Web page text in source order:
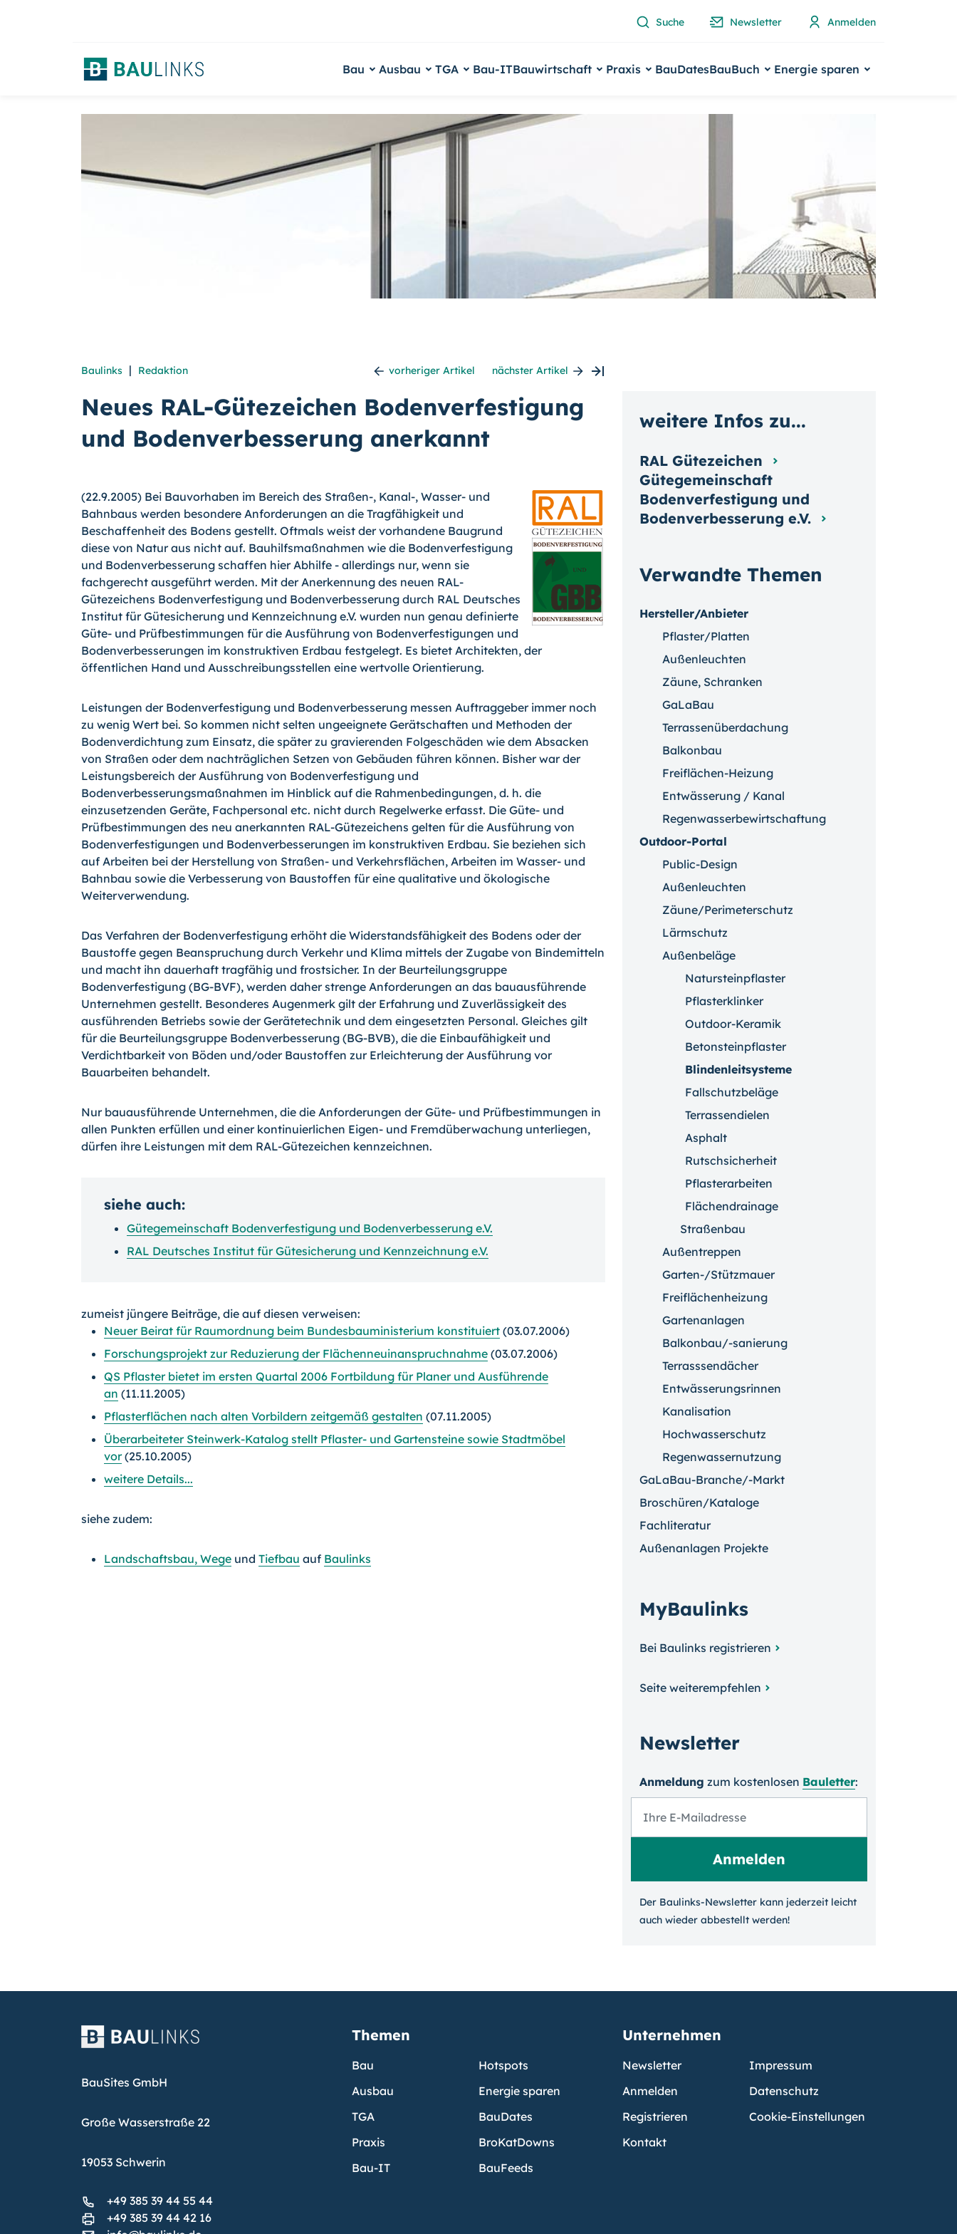
Suche Newsletter Anmelden
Bau Ausbau TGA Bau-ITBauwirtschaft Praxis BauDatesBauBuch Energie sparen
Baulinks | Redaktion vorheriger Artikel nächster Artikel
Neues RAL-Gütezeichen Bodenverfestigung
und Bodenverbesserung anerkannt
(22.9.2005) Bei Bauvorhaben im Bereich des Straßen-, Kanal-, Wasser- und
Bahnbaus werden besondere Anforderungen an die Tragfähigkeit und
Beschaffenheit des Bodens gestellt. Oftmals weist der vorhandene Baugrund
diese von Natur aus nicht auf. Bauhilfsmaßnahmen wie die Bodenverfestigung
und Bodenverbesserung schaffen hier Abhilfe - allerdings nur, wenn sie
fachgerecht ausgeführt werden. Mit der Anerkennung des neuen RAL-
Gütezeichens Bodenverfestigung und Bodenverbesserung durch RAL Deutsches
Institut für Gütesicherung und Kennzeichnung e.V. wurden nun genau definierte
Güte- und Prüfbestimmungen für die Ausführung von Bodenverfestigungen und
Bodenverbesserungen im konstruktiven Erdbau festgelegt. Es bietet Architekten, der
öffentlichen Hand und Ausschreibungsstellen eine wertvolle Orientierung.
Leistungen der Bodenverfestigung und Bodenverbesserung messen Auftraggeber immer noch
zu wenig Wert bei. So kommen nicht selten ungeeignete Gerätschaften und Methoden der
Bodenverdichtung zum Einsatz, die später zu gravierenden Folgeschäden wie dem Absacken
von Straßen oder dem nachträglichen Setzen von Gebäuden führen können. Bisher war der
Leistungsbereich der Ausführung von Bodenverfestigung und
Bodenverbesserungsmaßnahmen im Hinblick auf die Rahmenbedingungen, d. h. die
einzusetzenden Geräte, Fachpersonal etc. nicht durch Regelwerke erfasst. Die Güte- und
Prüfbestimmungen des neu anerkannten RAL-Gütezeichens gelten für die Ausführung von
Bodenverfestigungen und Bodenverbesserungen im konstruktiven Erdbau. Sie beziehen sich
auf Arbeiten bei der Herstellung von Straßen- und Verkehrsflächen, Arbeiten im Wasser- und
Bahnbau sowie die Verbesserung von Baustoffen für eine qualitative und ökologische
Weiterverwendung.
Das Verfahren der Bodenverfestigung erhöht die Widerstandsfähigkeit des Bodens oder der
Baustoffe gegen Beanspruchung durch Verkehr und Klima mittels der Zugabe von Bindemitteln
und macht ihn dauerhaft tragfähig und frostsicher. In der Beurteilungsgruppe
Bodenverfestigung (BG-BVF), werden daher strenge Anforderungen an das bauausführende
Unternehmen gestellt. Besonderes Augenmerk gilt der Erfahrung und Zuverlässigkeit des
ausführenden Betriebs sowie der Gerätetechnik und dem eingesetzten Personal. Gleiches gilt
für die Beurteilungsgruppe Bodenverbesserung (BG-BVB), die die Einbaufähigkeit und
Verdichtbarkeit von Böden und/oder Baustoffen zur Erleichterung der Ausführung vor
Bauarbeiten behandelt.
Nur bauausführende Unternehmen, die die Anforderungen der Güte- und Prüfbestimmungen in
allen Punkten erfüllen und einer kontinuierlichen Eigen- und Fremdüberwachung unterliegen,
dürfen ihre Leistungen mit dem RAL-Gütezeichen kennzeichnen.
siehe auch:
Gütegemeinschaft Bodenverfestigung und Bodenverbesserung e.V.
RAL Deutsches Institut für Gütesicherung und Kennzeichnung e.V.
zumeist jüngere Beiträge, die auf diesen verweisen:
Neuer Beirat für Raumordnung beim Bundesbauministerium konstituiert (03.07.2006)
Forschungsprojekt zur Reduzierung der Flächenneuinanspruchnahme (03.07.2006)
QS Pflaster bietet im ersten Quartal 2006 Fortbildung für Planer und Ausführende
an (11.11.2005)
Pflasterflächen nach alten Vorbildern zeitgemäß gestalten (07.11.2005)
Überarbeiteter Steinwerk-Katalog stellt Pflaster- und Gartensteine sowie Stadtmöbel
vor(25.10.2005)
weitere Details...
siehe zudem:
Landschaftsbau, Wege und Tiefbau auf Baulinks
Verwandte Themen
Hersteller/Anbieter
Pflaster/Platten
Außenleuchten
Zäune, Schranken
GaLaBau
Terrassenüberdachung
Balkonbau
Freiflächen-Heizung
Entwässerung / Kanal
Regenwasserbewirtschaftung
Outdoor-Portal
Public-Design
Außenleuchten
Zäune/Perimeterschutz
Lärmschutz
Außenbeläge
Natursteinpflaster
Pflasterklinker
Outdoor-Keramik
Betonsteinpflaster
Blindenleitsysteme
Fallschutzbeläge
Terrassendielen
Asphalt
Rutschsicherheit
Pflasterarbeiten
Flächendrainage
Straßenbau
Außentreppen
Garten-/Stützmauer
Freiflächenheizung
Gartenanlagen
Balkonbau/-sanierung
Terrasssendächer
Entwässerungsrinnen
Kanalisation
Hochwasserschutz
Regenwassernutzung
GaLaBau-Branche/-Markt
Broschüren/Kataloge
Fachliteratur
Außenanlagen Projekte
MyBaulinks
Bei Baulinks registrieren
Seite weiterempfehlen
Newsletter
Anmeldung zum kosten­losen Bauletter:
Der Baulinks-Newsletter kann jeder­zeit leicht
auch wieder ab­bestellt werden!
weitere Infos zu...
RAL Gütezeichen
Gütegemeinschaft
Bodenverfestigung und
Bodenverbesserung e.V.
BauSites GmbH
Große Wasserstraße 22
19053 Schwerin
+49 385 39 44 55 44
+49 385 39 44 42 16
Themen
Bau
Ausbau
TGA
Praxis
Bau-IT
Hotspots
Energie sparen
BauDates
BroKatDowns
BauFeeds
Unternehmen
Newsletter
Anmelden
Registrieren
Kontakt
Impressum
Datenschutz
Cookie-Einstellungen